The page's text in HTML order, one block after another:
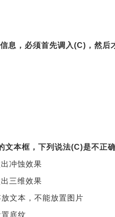
息，必须首先调入(C)，然后
本框，下列说法(C)是不正确
冲蚀效果
三维效果
文本，不能放置图片
底纹